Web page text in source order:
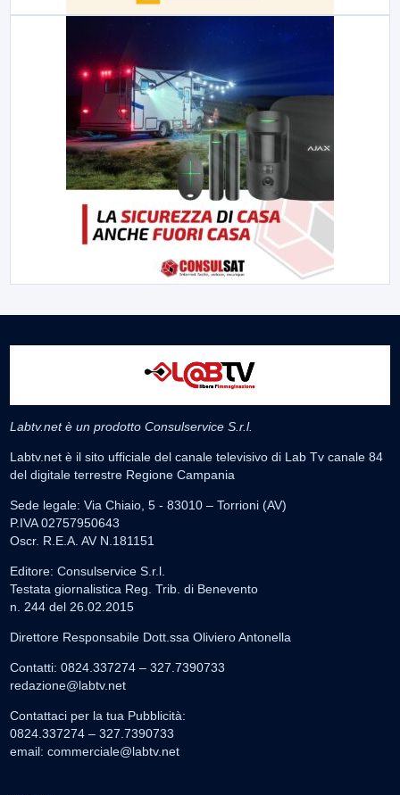
Labtv.net è un prodotto Consulservice S.r.l.
Labtv.net è il sito ufficiale del canale televisivo di Lab Tv canale 84
del digitale terrestre Regione Campania
Sede legale: Via Chiaio, 5 - 83010 – Torrioni (AV)
P.IVA 02757950643
Oscr. R.E.A. AV N.181151
Editore: Consulservice S.r.l.
Testata giornalistica Reg. Trib. di Benevento
n. 244 del 26.02.2015
Direttore Responsabile Dott.ssa Oliviero Antonella
Contatti: 0824.337274 – 327.7390733
redazione@labtv.net
Contattaci per la tua Pubblicità:
0824.337274 – 327.7390733
email: commerciale@labtv.net